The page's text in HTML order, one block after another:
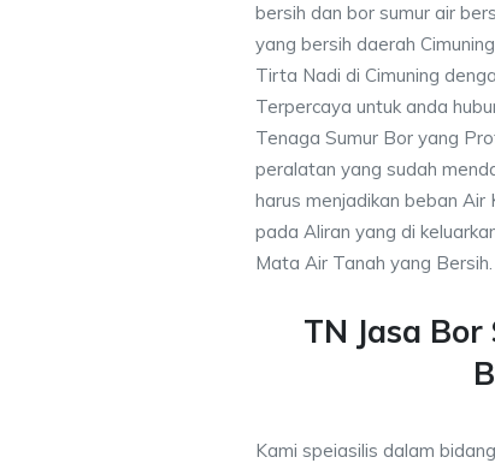
bersih dan bor sumur air
yang bersih daerah
Tirta Nadi di Cimuning
Terpercaya untuk anda
Tenaga Sumur Bor yang
peralatan yang sudah
harus menjadikan beban Air
pada Aliran yang di
Mata Air Tanah yang Bersih.
TN Jasa
Kami speiasilis dalam